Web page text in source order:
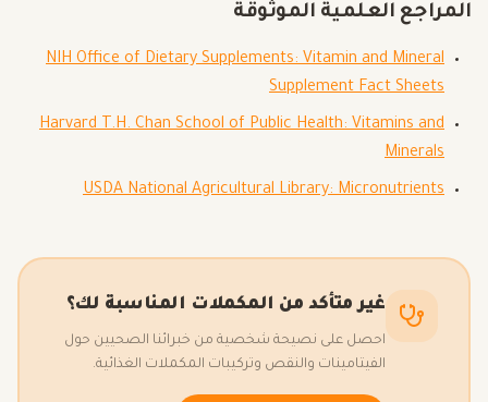
المراجع العلمية الموثوقة
NIH Office of Dietary Supplements: Vitamin and Mineral
Supplement Fact Sheets
Harvard T.H. Chan School of Public Health: Vitamins and
Minerals
USDA National Agricultural Library: Micronutrients
غير متأكد من المكملات المناسبة لك؟
احصل على نصيحة شخصية من خبرائنا الصحيين حول
الفيتامينات والنقص وتركيبات المكملات الغذائية.